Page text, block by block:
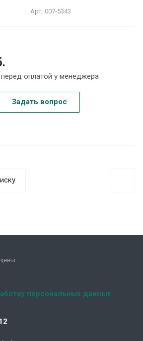
Арт. 007-5343
оплатой у менеджера
Задать вопрос
персональных данных